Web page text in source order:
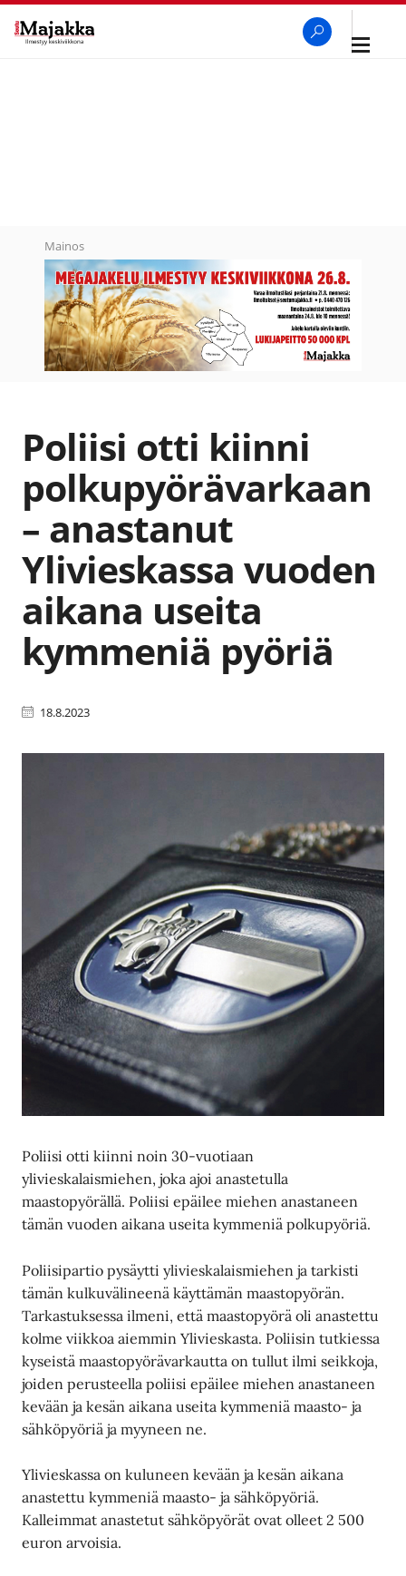
Avaa
Mainos
Poliisi otti kiinni
polkupyörävarkaan
– anastanut
Ylivieskassa vuoden
aikana useita
kymmeniä pyöriä
18.8.2023
Poliisi otti kiinni noin 30-vuotiaan
ylivieskalaismiehen, joka ajoi anastetulla
maastopyörällä. Poliisi epäilee miehen anastaneen
tämän vuoden aikana useita kymmeniä polkupyöriä.
Poliisipartio pysäytti ylivieskalaismiehen ja tarkisti
tämän kulkuvälineenä käyttämän maastopyörän.
Tarkastuksessa ilmeni, että maastopyörä oli anastettu
kolme viikkoa aiemmin Ylivieskasta. Poliisin tutkiessa
kyseistä maastopyörävarkautta on tullut ilmi seikkoja,
joiden perusteella poliisi epäilee miehen anastaneen
kevään ja kesän aikana useita kymmeniä maasto- ja
sähköpyöriä ja myyneen ne.
Ylivieskassa on kuluneen kevään ja kesän aikana
anastettu kymmeniä maasto- ja sähköpyöriä.
Kalleimmat anastetut sähköpyörät ovat olleet 2 500
euron arvoisia.